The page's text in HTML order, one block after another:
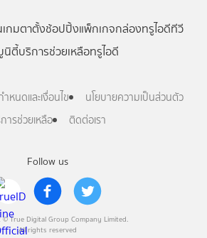
Follow us
True Digital Group Company Limited.
All rights reserved
เกมตาตั้งช้อปปิ้งแพ็กเกจกล่องทรูไอดีทีวี
นิตี้บริการช่วยเหลือทรูไอดี
หนดและเงื่อนไข
นโยบายความเป็นส่วนตัว
ารช่วยเหลือ
ติดต่อเรา